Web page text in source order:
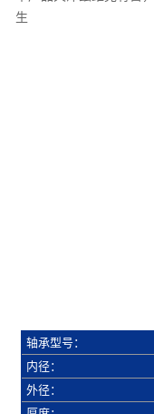
生
轴承型号：
内径：
外径：